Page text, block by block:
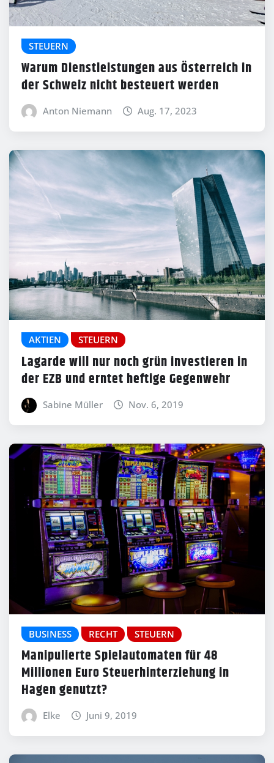
STEUERN
Warum Dienstleistungen aus Österreich in
der Schweiz nicht besteuert werden
Anton Niemann Aug. 17, 2023
AKTIEN STEUERN
Lagarde will nur noch grün investieren in
der EZB und erntet heftige Gegenwehr
Sabine Müller Nov. 6, 2019
BUSINESS RECHT STEUERN
Manipulierte Spielautomaten für 48
Millionen Euro Steuerhinterziehung in
Hagen genutzt?
Elke Juni 9, 2019